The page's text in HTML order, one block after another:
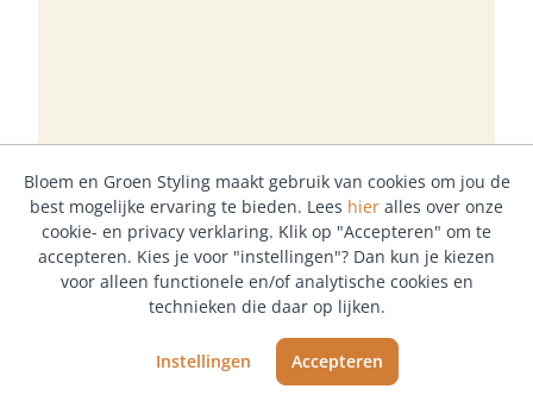
Bloem en Groen Styling maakt gebruik van cookies om jou de
best mogelijke ervaring te bieden. Lees hier alles over onze
cookie- en privacy verklaring. Klik op "Accepteren" om te
accepteren. Kies je voor "instellingen"? Dan kun je kiezen
voor alleen functionele en/of analytische cookies en
technieken die daar op lijken.
Instellingen Accepteren